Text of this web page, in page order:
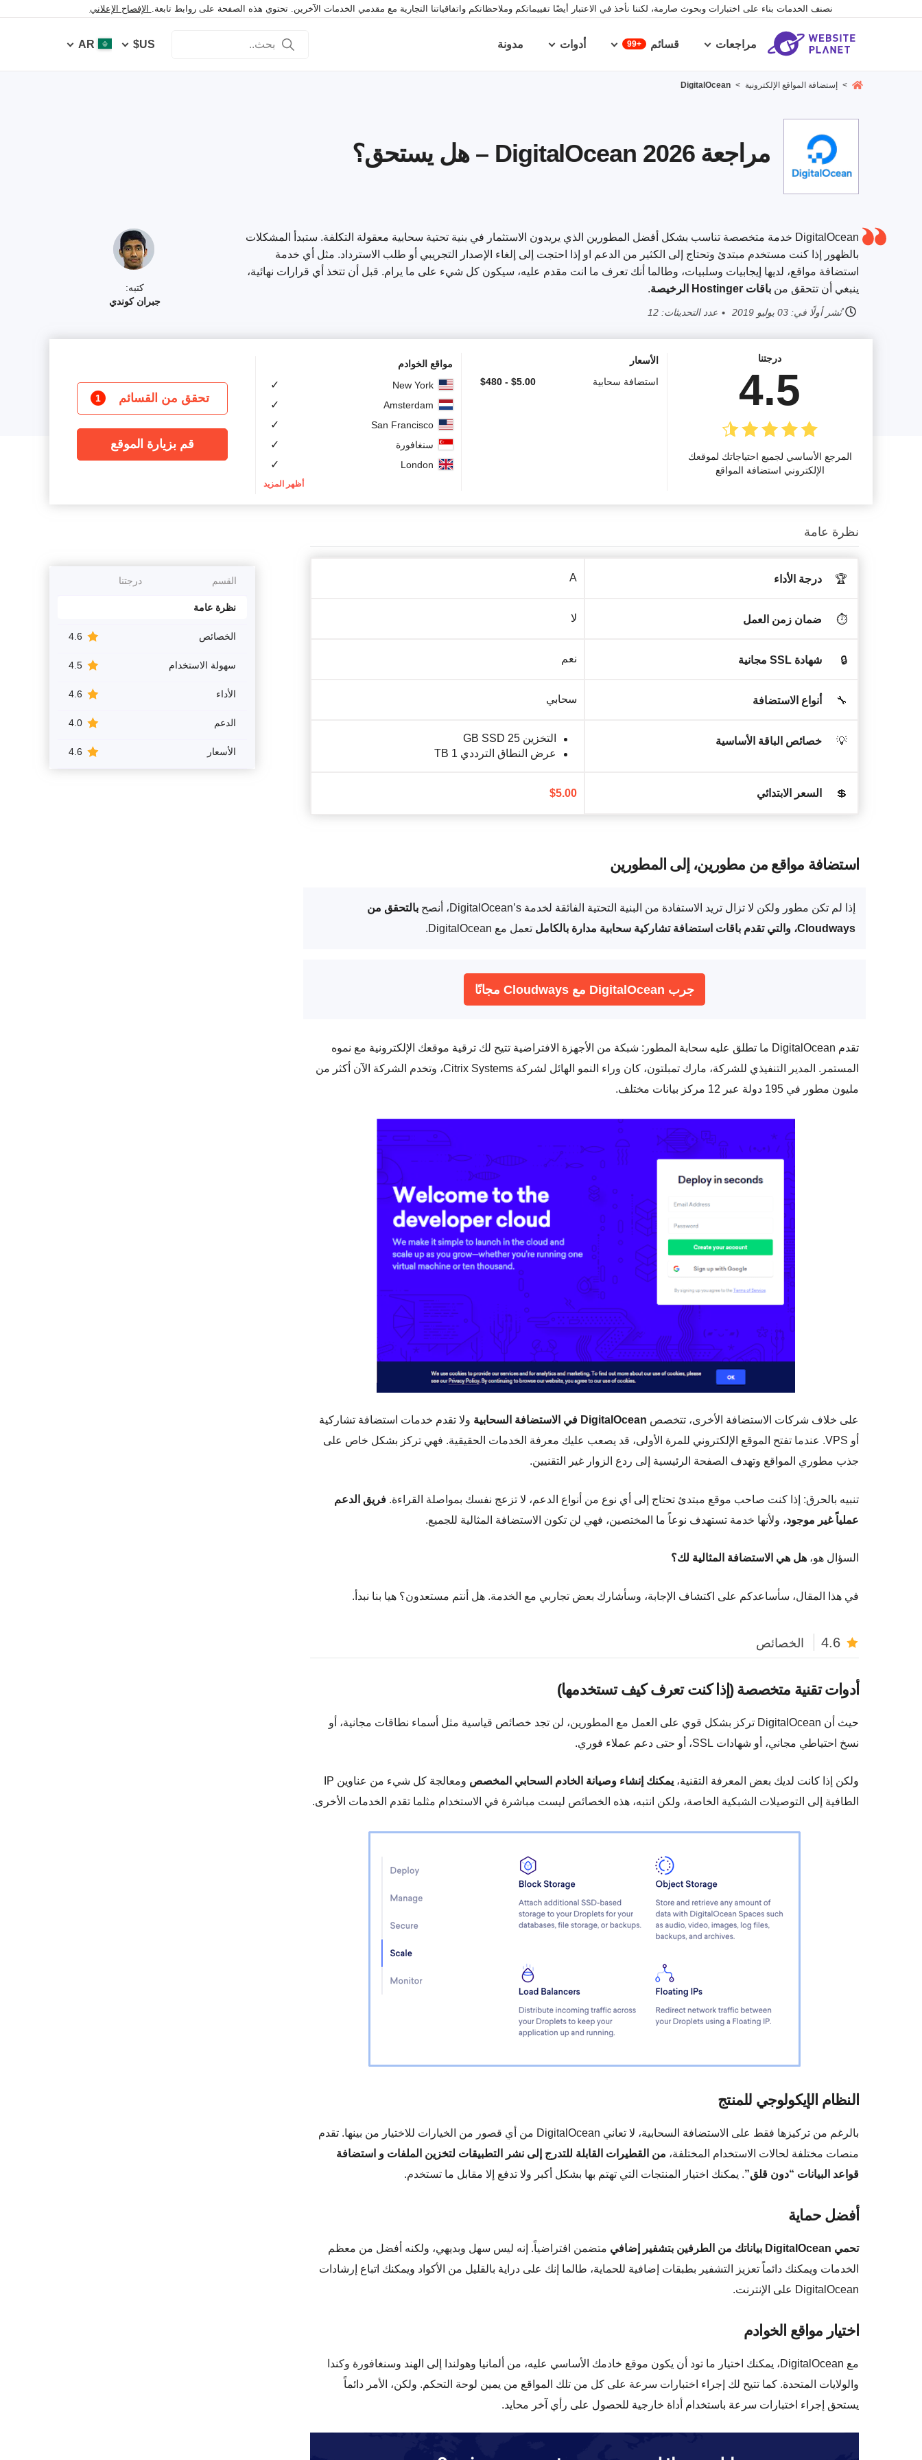
نصنف الخدمات بناء على اختبارات وبحوث صارمة، لكننا نأخذ في الاعتبار أيضًا تقييماتكم وملاحظاتكم واتفاقياتنا التجارية مع مقدمي الخدمات الآخرين. تحتوي هذه الصفحة على روابط تابعة. الإفصاح الإعلاني
مراجعات قسائم 99+ أدوات مدونة US$
AR
> إستضافة المواقع الإلكترونية >
DigitalOcean
مراجعة DigitalOcean 2026 – هل يستحق؟
كتبه:
جبران كوندي
DigitalOcean خدمة متخصصة تناسب بشكل أفضل المطورين الذي يريدون الاستثمار في بنية تحتية سحابية معقولة التكلفة. ستبدأ المشكلات
بالظهور إذا كنت مستخدم مبتدئ وتحتاج إلى الكثير من الدعم او إذا احتجت إلى إلغاء الإصدار التجريبي أو طلب الاسترداد. مثل أي خدمة
استضافة مواقع، لديها إيجابيات وسلبيات، وطالما أنك تعرف ما انت مقدم عليه، سيكون كل شيء على ما يرام. قبل أن تتخذ أي قرارات نهائية،
ينبغي أن تتحقق من باقات Hostinger الرخيصة .
نُشر أولًا في: 03 يوليو 2019 عدد التحديثات: 12
درجتنا
4.5
المرجع الأساسي لجميع احتياجاتك لموقعك
الإلكتروني استضافة المواقع
الأسعار
استضافة سحابية
$5.00
-
$480
مواقع الخوادم
New York
✓
Amsterdam
✓
San Francisco
✓
سنغافورة ✓
London
✓
أظهر المزيد
تحقق من القسائم 1
قم بزيارة الموقع
نظرة عامة
🏆 درجة الأداء A
⏱️ ضمان زمن العمل لا
🔒 شهادة SSL مجانية نعم
🔧 أنواع الاستضافة سحابي
💡 خصائص الباقة الأساسية
التخزين 25 GB SSD
عرض النطاق الترددي 1 TB
💲 السعر الابتدائي $5.00
استضافة مواقع من مطورين، إلى المطورين
إذا لم تكن مطور ولكن لا تزال تريد الاستفادة من البنية التحتية الفائقة لخدمة DigitalOcean’s، أنصح
بالتحقق من
Cloudways، والتي تقدم باقات استضافة تشاركية سحابية مدارة بالكامل
تعمل مع DigitalOcean.
جرب DigitalOcean مع Cloudways مجانًا
تقدم DigitalOcean ما تطلق عليه سحابة المطور: شبكة من الأجهزة الافتراضية تتيح لك ترقية موقعك الإلكترونية مع نموه
المستمر. المدير التنفيذي للشركة، مارك تمبلتون، كان وراء النمو الهائل لشركة Citrix Systems، وتخدم الشركة الآن أكثر من
مليون مطور في 195 دولة عبر 12 مركز بيانات مختلف.
على خلاف شركات الاستضافة الأخرى، تتخصص DigitalOcean في الاستضافة السحابية ولا تقدم خدمات استضافة تشاركية
أو VPS. عندما تفتح الموقع الإلكتروني للمرة الأولى، قد يصعب عليك معرفة الخدمات الحقيقية. فهي تركز بشكل خاص على
جذب مطوري المواقع وتهدف الصفحة الرئيسية إلى ردع الزوار غير التقنيين.
تنبيه بالحرق: إذا كنت صاحب موقع مبتدئ تحتاج إلى أي نوع من أنواع الدعم، لا تزعج نفسك بمواصلة القراءة. فريق الدعم
عملياً غير موجود، ولأنها خدمة تستهدف نوعاً ما المختصين، فهي لن تكون الاستضافة المثالية للجميع.
السؤال هو، هل هي الاستضافة المثالية لك؟
في هذا المقال، سأساعدكم على اكتشاف الإجابة، وسأشارك بعض تجاربي مع الخدمة. هل أنتم مستعدون؟ هيا بنا نبدأ.
4.6 الخصائص
أدوات تقنية متخصصة (إذا كنت تعرف كيف تستخدمها)
حيث أن DigitalOcean تركز بشكل قوي على العمل مع المطورين، لن تجد خصائص قياسية مثل أسماء نطاقات مجانية، أو
نسخ احتياطي مجاني، أو شهادات SSL، أو حتى دعم عملاء فوري.
ولكن إذا كانت لديك بعض المعرفة التقنية، يمكنك إنشاء وصيانة الخادم السحابي المخصص
ومعالجة كل شيء من عناوين IP
الطافية إلى التوصيلات الشبكية الخاصة، ولكن انتبه، هذه الخصائص ليست مباشرة في الاستخدام مثلما تقدم الخدمات الأخرى.
النظام الإيكولوجي للمنتج
بالرغم من تركيزها فقط على الاستضافة السحابية، لا تعاني DigitalOcean من أي قصور من الخيارات للاختيار من بينها. تقدم
منصات مختلفة لحالات الاستخدام المختلفة، من القطيرات القابلة للتدرج إلى نشر التطبيقات لتخزين الملفات و استضافة
قواعد البيانات “دون قلق”. يمكنك اختيار المنتجات التي تهتم بها بشكل أكبر ولا تدفع إلا مقابل ما تستخدم.
أفضل حماية
تحمي DigitalOcean بياناتك من الطرفين بتشفير إضافي
متضمن افتراضياً. إنه ليس سهل وبديهي، ولكنه أفضل من معظم
الخدمات ويمكنك دائماً تعزيز التشفير بطبقات إضافية للحماية، طالما إنك على دراية بالقليل من الأكواد ويمكنك اتباع إرشادات
DigitalOcean على الإنترنت.
اختيار مواقع الخوادم
مع DigitalOcean، يمكنك اختيار ما تود أن يكون موقع خادمك الأساسي عليه، من ألمانيا وهولندا إلى الهند وسنغافورة وكندا
والولايات المتحدة. كما تتيح لك إجراء اختبارات سرعة على كل من تلك المواقع من يمين لوحة التحكم. ولكن، الأمر دائماً
يستحق إجراء اختبارات سرعة باستخدام أداة خارجية للحصول على رأي آخر محايد.
القسم درجتنا
نظرة عامة
الخصائص 4.6
سهولة الاستخدام 4.5
الأداء 4.6
الدعم 4.0
الأسعار 4.6